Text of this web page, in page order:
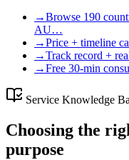
→Browse 190
AU…
→Price + timeline
→Track record +
→Free 30-min
Service Knowledge
Choosing the
purpose